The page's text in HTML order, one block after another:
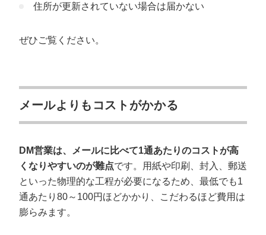
住所が更新されていない場合は届かない
ぜひご覧ください。
メールよりもコストがかかる
DM営業は、メールに比べて1通あたりのコストが高
くなりやすいのが難点です。用紙や印刷、封入、郵送
といった物理的な工程が必要になるため、最低でも1
通あたり80～100円ほどかかり、こだわるほど費用は
膨らみます。